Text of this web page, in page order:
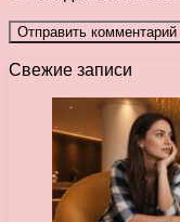
Свежие записи